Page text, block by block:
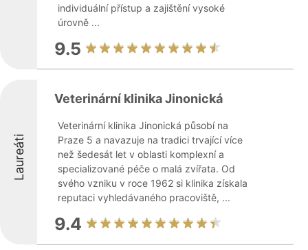
individuální přístup a zajištění vysoké
úrovně ...
9.5
Laureáti
Veterinární klinika Jinonická
Veterinární klinika Jinonická působí na
Praze 5 a navazuje na tradici trvající více
než šedesát let v oblasti komplexní a
specializované péče o malá zvířata. Od
svého vzniku v roce 1962 si klinika získala
reputaci vyhledávaného pracoviště, ...
9.4